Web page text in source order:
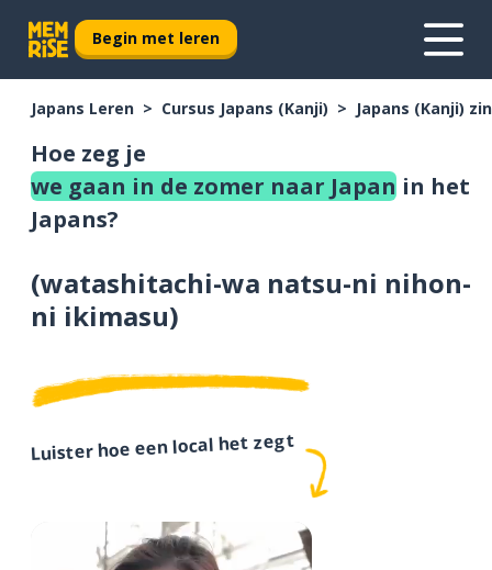
Begin met leren
Japans Leren Cursus Japans (Kanji) Japans (Kanji)
Hoe zeg je
we gaan in de zomer naar Japan in het
Japans?
(watashitachi-wa natsu-ni nihon-
ni ikimasu)
Luister hoe een local het zegt